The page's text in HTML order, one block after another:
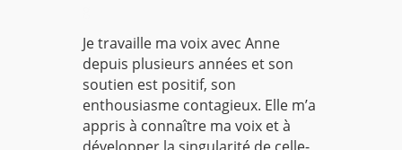
Je travaille ma voix avec Anne
depuis plusieurs années et son
soutien est positif, son
enthousiasme contagieux. Elle m’a
appris à connaître ma voix et à